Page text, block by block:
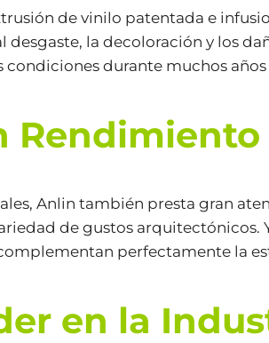
de vinilo patentada e
la decoloración y los
condiciones durante muchos
Anlin también presta gran
de gustos arquitectónicos.
perfectamente la
en la